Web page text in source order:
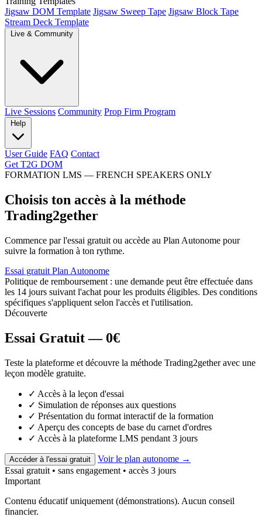
Jigsaw DOM Template Jigsaw Sweep Tape Jigsaw Block Tape
Stream Deck Template
Live Sessions Community Prop Firm Program
User Guide FAQ Contact
Get T2G DOM
FORMATION LMS — FRENCH SPEAKERS ONLY
Choisis ton accès à la méthode
Trading2gether
Commence par l'essai gratuit ou accède au Plan Autonome pour
suivre la formation à ton rythme.
Essai gratuit Plan Autonome
Politique de remboursement : une demande peut être effectuée dans
les 14 jours suivant l'achat pour les produits éligibles. Des conditions
spécifiques s'appliquent selon l'accès et l'utilisation.
Découverte
Essai Gratuit — 0€
Teste la plateforme et découvre la méthode Trading2gether avec une
leçon modèle gratuite.
✓ Accès à la leçon d'essai
✓ Simulation de réponses aux questions
✓ Présentation du format interactif de la formation
✓ Aperçu des concepts de base du carnet d'ordres
✓ Accès à la plateforme LMS pendant 3 jours
Accéder à l'essai gratuit
Voir le plan autonome →
Essai gratuit • sans engagement • accès 3 jours
Important
Contenu éducatif uniquement (démonstrations). Aucun conseil
financier.